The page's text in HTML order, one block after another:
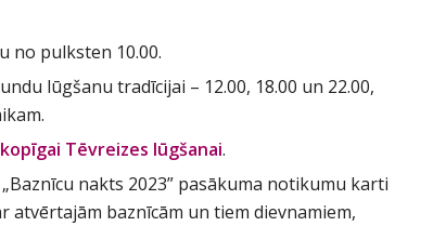
no pulksten 10.00.
lūgšanu tradīcijai – 12.00, 18.00 un 22.00,
Tēvreizes lūgšanai.
nakts 2023” pasākuma notikumu karti
atvērtajām baznīcām un tiem dievnamiem,